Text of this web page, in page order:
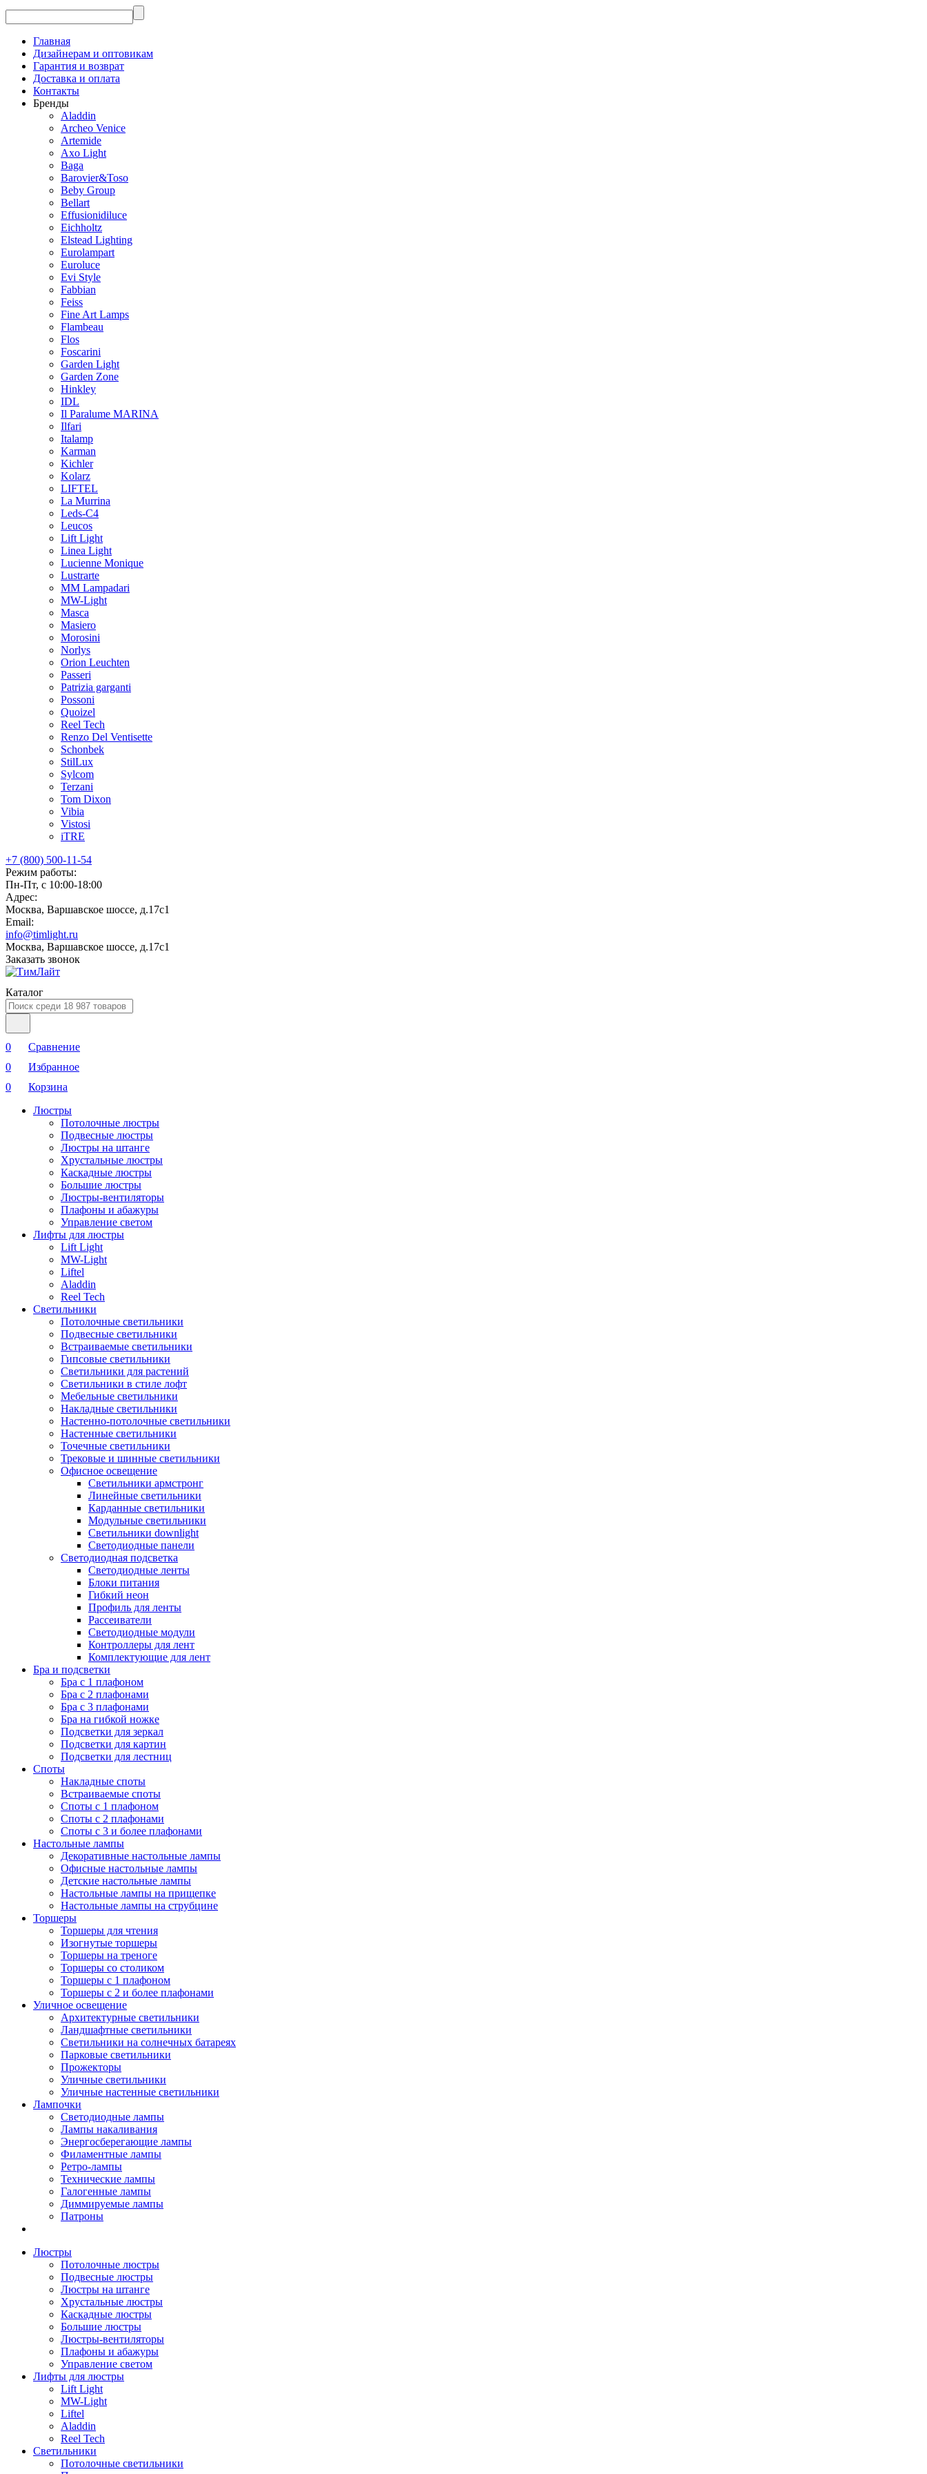
Главная
Дизайнерам и оптовикам
Гарантия и возврат
Доставка и оплата
Контакты
Бренды
Aladdin
Archeo Venice
Artemide
Axo Light
Baga
Barovier&Toso
Beby Group
Bellart
Effusionidiluce
Eichholtz
Elstead Lighting
Eurolampart
Euroluce
Evi Style
Fabbian
Feiss
Fine Art Lamps
Flambeau
Flos
Foscarini
Garden Light
Garden Zone
Hinkley
IDL
Il Paralume MARINA
Ilfari
Italamp
Karman
Kichler
Kolarz
LIFTEL
La Murrina
Leds-C4
Leucos
Lift Light
Linea Light
Lucienne Monique
Lustrarte
MM Lampadari
MW-Light
Masca
Masiero
Morosini
Norlys
Orion Leuchten
Passeri
Patrizia garganti
Possoni
Quoizel
Reel Tech
Renzo Del Ventisette
Schonbek
StilLux
Sylcom
Terzani
Tom Dixon
Vibia
Vistosi
iTRE
+7 (800) 500-11-54
Режим работы:
Пн-Пт, с 10:00-18:00
Адрес:
Москва, Варшавское шоссе, д.17c1
Email:
info@timlight.ru
Москва, Варшавское шоссе, д.17c1
Заказать звонок
Каталог
0
Сравнение
0
Избранное
0
Корзина
Люстры
Потолочные люстры
Подвесные люстры
Люстры на штанге
Хрустальные люстры
Каскадные люстры
Большие люстры
Люстры-вентиляторы
Плафоны и абажуры
Управление светом
Лифты для люстры
Lift Light
MW-Light
Liftel
Aladdin
Reel Tech
Светильники
Потолочные светильники
Подвесные светильники
Встраиваемые светильники
Гипсовые светильники
Светильники для растений
Светильники в стиле лофт
Мебельные светильники
Накладные светильники
Настенно-потолочные светильники
Настенные светильники
Точечные светильники
Трековые и шинные светильники
Офисное освещение
Светильники армстронг
Линейные светильники
Карданные светильники
Модульные светильники
Светильники downlight
Светодиодные панели
Светодиодная подсветка
Светодиодные ленты
Блоки питания
Гибкий неон
Профиль для ленты
Рассеиватели
Светодиодные модули
Контроллеры для лент
Комплектующие для лент
Бра и подсветки
Бра с 1 плафоном
Бра с 2 плафонами
Бра с 3 плафонами
Бра на гибкой ножке
Подсветки для зеркал
Подсветки для картин
Подсветки для лестниц
Споты
Накладные споты
Встраиваемые споты
Споты с 1 плафоном
Споты с 2 плафонами
Споты с 3 и более плафонами
Настольные лампы
Декоративные настольные лампы
Офисные настольные лампы
Детские настольные лампы
Настольные лампы на прищепке
Настольные лампы на струбцине
Торшеры
Торшеры для чтения
Изогнутые торшеры
Торшеры на треноге
Торшеры со столиком
Торшеры с 1 плафоном
Торшеры с 2 и более плафонами
Уличное освещение
Архитектурные светильники
Ландшафтные светильники
Светильники на солнечных батареях
Парковые светильники
Прожекторы
Уличные светильники
Уличные настенные светильники
Лампочки
Светодиодные лампы
Лампы накаливания
Энергосберегающие лампы
Филаментные лампы
Ретро-лампы
Технические лампы
Галогенные лампы
Диммируемые лампы
Патроны
Люстры
Потолочные люстры
Подвесные люстры
Люстры на штанге
Хрустальные люстры
Каскадные люстры
Большие люстры
Люстры-вентиляторы
Плафоны и абажуры
Управление светом
Лифты для люстры
Lift Light
MW-Light
Liftel
Aladdin
Reel Tech
Светильники
Потолочные светильники